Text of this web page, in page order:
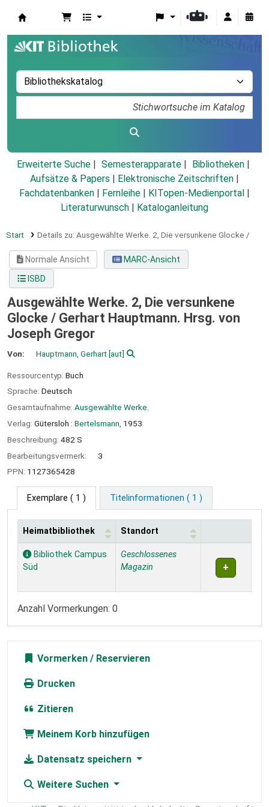
Erweiterte Suche Semesterapparate
Bibliotheken
Aufsätze & Papers
Elektronische Zeitschriften
Fachdatenbanken
Fernleihe KITopen-Medienportal
Literaturwunsch
Kataloganleitung
Start Details zu: Ausgewählte Werke. 2, Die versunkene Glocke /
Normale Ansicht
MARC-Ansicht
ISBD
Ausgewählte Werke. 2, Die versunkene
Glocke / Gerhart Hauptmann. Hrsg. von
Joseph Gregor
Von: Hauptmann, Gerhart[aut]
Ressourcentyp: Buch
Sprache: Deutsch
Gesamtaufnahme: Ausgewählte Werke.
Verlag: Gütersloh : Bertelsmann, 1953
Beschreibung: 482 S
Bearbeitungsvermerk:
3
PPN: 1127365428
Exemplare ( 1 ) Titelinformationen ( 1 )
Exemplare
Heimatbibliothek Standort
Bibliothek Campus
Süd
Geschlossenes
Magazin
Anzahl Vormerkungen: 0
Vormerken
Drucken
Zitieren
Meinem Korb hinzufügen
Datensatz speichern
Weitere Suchen